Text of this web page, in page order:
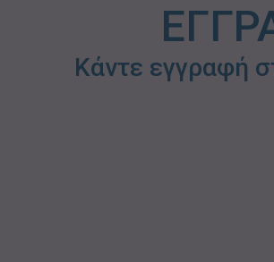
Κάντε εγγραφή